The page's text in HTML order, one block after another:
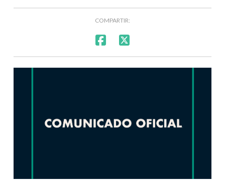
COMPARTIR: